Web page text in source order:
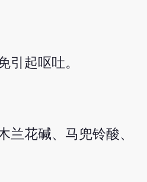
引起呕吐。
兰花碱、马兜铃酸、